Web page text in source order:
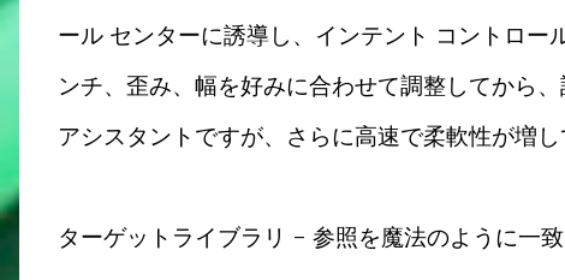
ール センターに誘導し、インテント コントロ
ンチ、歪み、幅を好みに合わせて調整してから
アシスタントですが、さらに高速で柔軟性が増し
ターゲットライブラリ - 参照を魔法のように一